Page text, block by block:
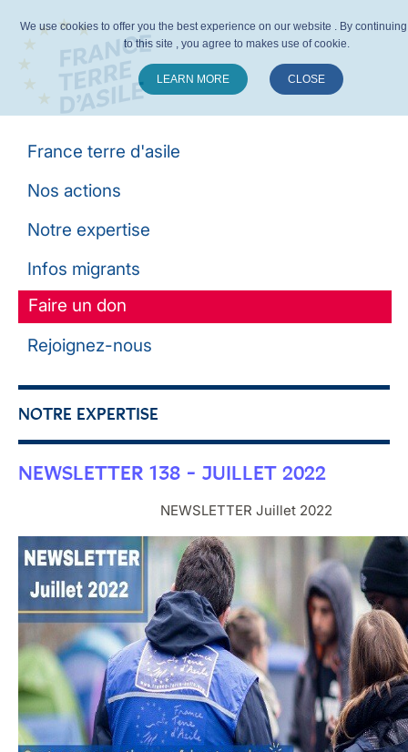
France terre d'asile
Nos actions
Notre expertise
Infos migrants
Faire un don
Rejoignez-nous
NOTRE EXPERTISE
NEWSLETTER 138 - JUILLET 2022
NEWSLETTER Juillet 2022
We use cookies to offer you the best experience on our website . By
to this site , you agree to makes use of cookie.
LEARN MORE CLOSE